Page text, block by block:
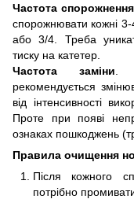
Частота
спорожнювати кожні
або 3/4. Треба
тиску на катетер.
Частота заміни .
рекомендується
від інтенсивності
Проте при появі
ознаках пошкоджень
Правила очищення
Після кожного
потрібно